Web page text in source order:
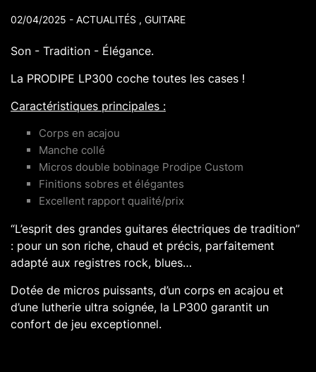
02/04/2025 - ACTUALITÉS , GUITARE
Son - Tradition - Élégance.
La PRODIPE LP300 coche toutes les cases !
Caractéristiques principales :
Corps en acajou
Manche collé
Micros double bobinage Prodipe Custom
Finitions sobres et élégantes
Excellent rapport qualité/prix
“L’esprit des grandes guitares électriques de tradition”
: pour un son riche, chaud et précis, parfaitement
adapté aux registres rock, blues…
Dotée de micros puissants, d’un corps en acajou et
d’une lutherie ultra soignée, la LP300 garantit un
confort de jeu exceptionnel.